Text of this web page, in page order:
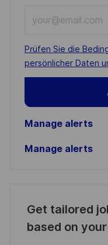
Email
address
(Required)
Required
Prüfen Sie die
persönlicher Daten
Manage alerts
Manage alerts
Get tailored
based on